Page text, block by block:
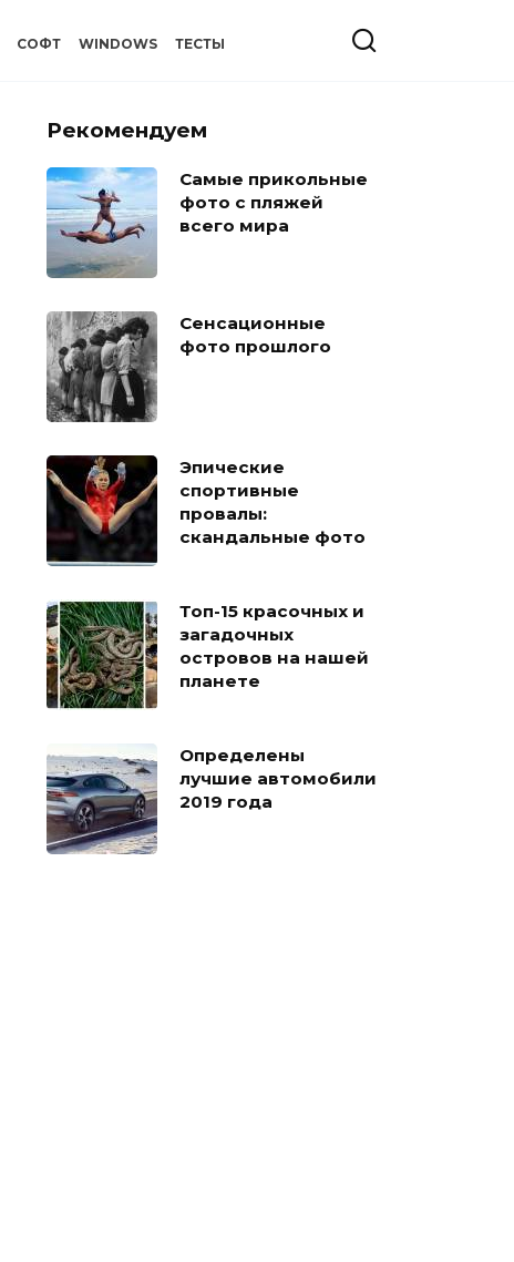
СОФТ WINDOWS ТЕСТЫ
Рекомендуем
Самые прикольные
фото с пляжей
всего мира
Сенсационные
фото прошлого
Эпические
спортивные
провалы:
скандальные фото
Топ-15 красочных и
загадочных
островов на нашей
планете
Определены
лучшие автомобили
2019 года